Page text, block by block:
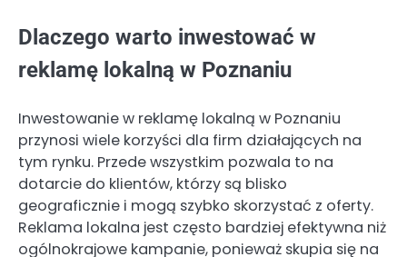
Dlaczego warto inwestować w
reklamę lokalną w Poznaniu
Inwestowanie w reklamę lokalną w Poznaniu
przynosi wiele korzyści dla firm działających na
tym rynku. Przede wszystkim pozwala to na
dotarcie do klientów, którzy są blisko
geograficznie i mogą szybko skorzystać z oferty.
Reklama lokalna jest często bardziej efektywna niż
ogólnokrajowe kampanie, ponieważ skupia się na